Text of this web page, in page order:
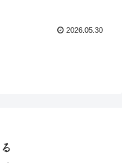
2026.05.30